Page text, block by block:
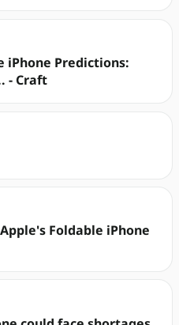
iPhone Predictions:
- Craft
Foldable iPhone